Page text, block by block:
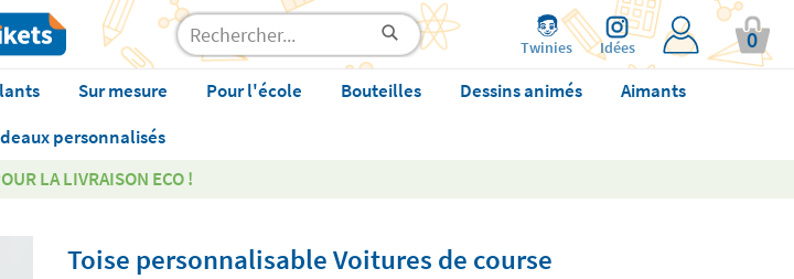
Twinies Idées 0
Sur mesure Pour l'école Bouteilles Dessins animés
Aimants
personnalisés
LA LIVRAISON ECO !
Toise personnalisable Voitures de course